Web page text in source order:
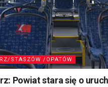
STASZÓW /OPATÓW
Powiat stara się o